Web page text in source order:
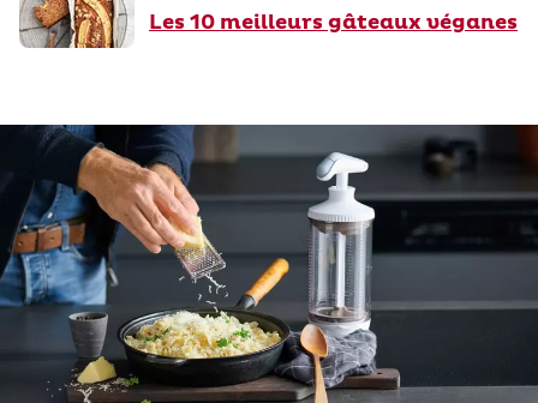
Les 10 meilleurs gâteaux véganes